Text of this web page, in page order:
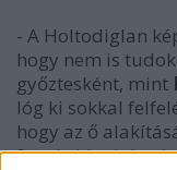
- A Holtodiglan
hogy nem is
győztesként, mint
lóg ki sokkal
hogy az ő
fogok. (danialves)